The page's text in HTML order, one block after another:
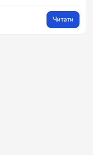
Читати